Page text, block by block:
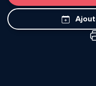
Quelle est la